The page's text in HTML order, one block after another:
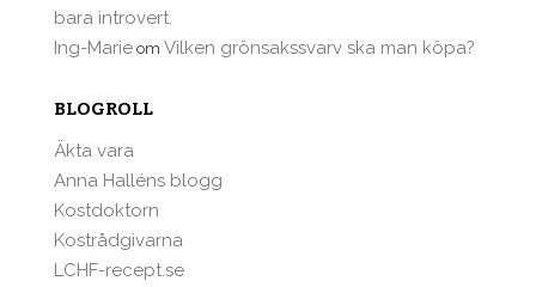
bara introvert.
Ing-Marie om Vilken grönsakssvarv ska man köpa?
BLOGROLL
Äkta vara
Anna Halléns blogg
Kostdoktorn
Kostrådgivarna
LCHF-recept.se